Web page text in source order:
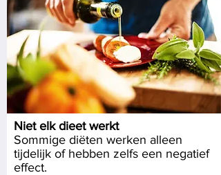
Sommige diëten werken alleen
tijdelijk of hebben zelfs een negatief
effect.
Niet elk dieet werkt